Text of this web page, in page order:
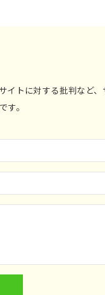
イトに対する批判など、
す。